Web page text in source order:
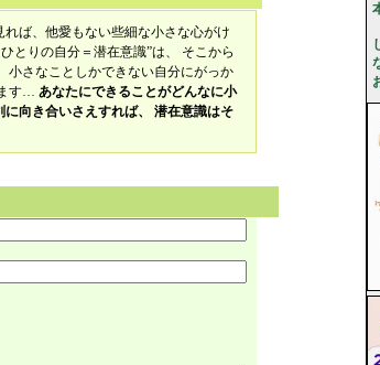
ば、他愛もない些細な小さな心がけ
とりの自分＝潜在意識”は、 そこから
小さなことしかできない自分にがっか
す… あなたにできることがどんなに小
向き合いさえすれば、 潜在意識はそ